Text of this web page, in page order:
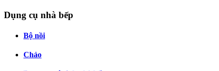
Dụng cụ nhà bếp
Bộ nồi
Chảo